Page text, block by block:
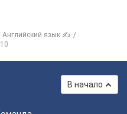
Английский язык ✍
В начало